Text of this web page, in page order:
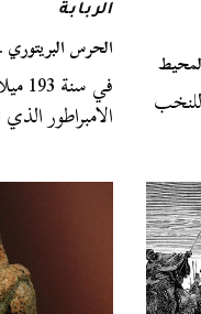
للنخب
الربابة
الحرس
في
الامبراطور